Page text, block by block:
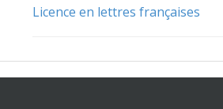
Licence en lettres françaises